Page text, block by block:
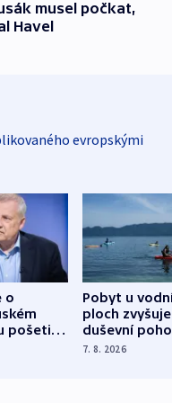
musel počkat,
Havel
evropskými
o
pošetilé,
Pobyt u
ploch zvyšuje
duševní
ukázala
7. 8. 2026